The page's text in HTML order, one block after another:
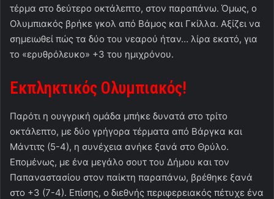
τέρμα στο δεύτερο οκτάλεπτο, στον παραπάνω. Όμως, ο
Ολυμπιακός βρήκε γκολ από Βάμος και Γκίλλα. Αξίζει να
σημειωθεί πώς τα δύο του νεαρού ήταν… λίρα εκατό, για
το «ερυθρόλευκο» +3 του ημιχρόνου.
Εκπληκτικός Ολυμπιακός!
Παρότι η ουγγρική ομάδα μπήκε δυνατά στο τρίτο
οκτάλεπτο, με δύο γρήγορα τέρματα από Βάργκα και
Μάντιτς (5-4), η συνέχεια ανήκε ξανά στο Θρύλο.
Επομένως, με ένα μεγάλο σουτ του Δήμου και τον
Παπαναστασίου στον παίκτη παραπάνω, βρέθηκε ξανά
στο +3 (7-4). Επίσης, ο διεθνής περιφερειακός πέτυχε ένα